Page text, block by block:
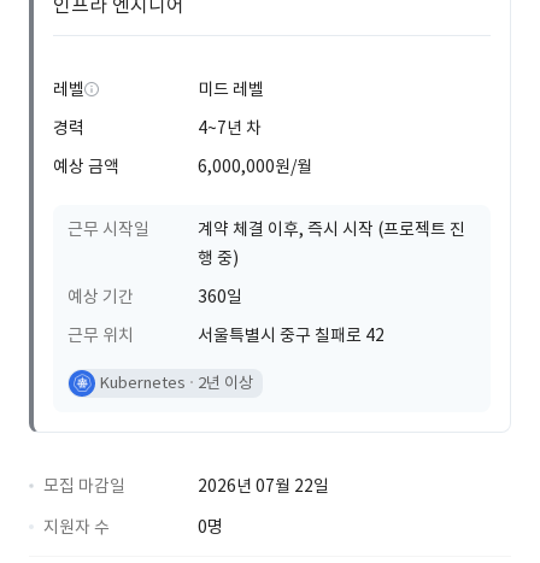
인프라 엔지니어
레벨
미드 레벨
경력
4~7년 차
예상 금액
6,000,000원/월
근무 시작일
계약 체결 이후, 즉시 시작 (프로젝트 진
행 중)
예상 기간
360일
근무 위치
서울특별시 중구 칠패로 42
Kubernetes 2년 이상
모집 마감일
2026년 07월 22일
지원자 수
0명